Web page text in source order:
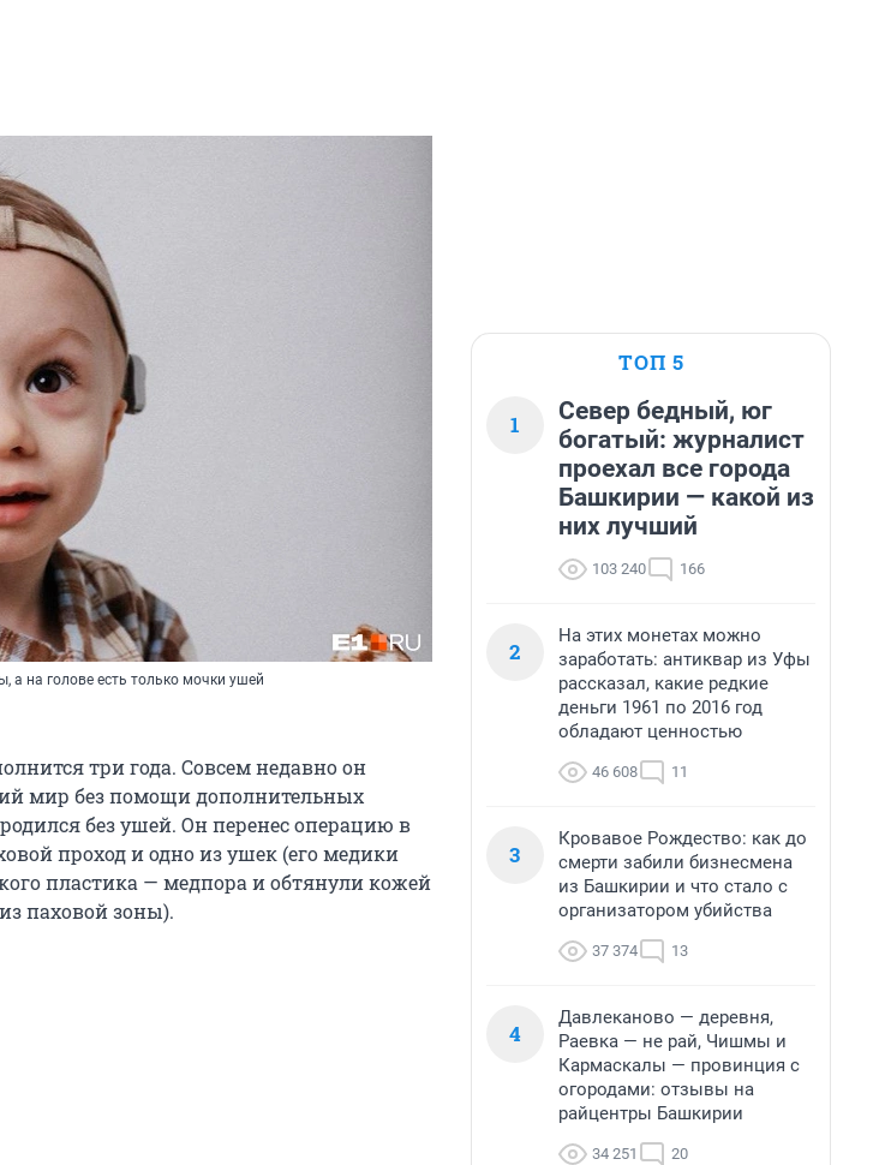
а на голове есть только мочки ушей
три года. Совсем недавно он
мир без помощи дополнительных
без ушей. Он перенес операцию в
проход и одно из ушек (его медики
пластика — медпора и обтянули кожей
паховой зоны).
ТОП 5
1
Север бедный, юг
богатый: журналист
проехал все города
Башкирии — какой из
них лучший
103 240 166
2
На этих монетах можно
заработать: антиквар из Уфы
рассказал, какие редкие
деньги 1961 по 2016 год
обладают ценностью
46 608 11
3
Кровавое Рождество: как до
смерти забили бизнесмена
из Башкирии и что стало с
организатором убийства
37 374 13
4
Давлеканово — деревня,
Раевка — не рай, Чишмы и
Кармаскалы — провинция с
огородами: отзывы на
райцентры Башкирии
34 251 20